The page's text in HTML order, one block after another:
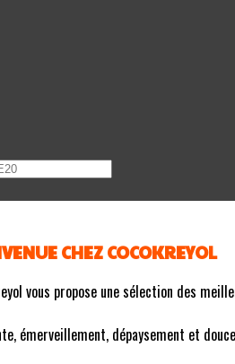
CHEZ COCOKREYOL
vous propose une sélection des
émerveillement, dépaysement et